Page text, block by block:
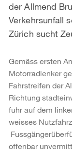
der Allmend
Verkehrsunfall
Zürich sucht
Gemäss ersten
Motorradlenker
Fahrstreifen der
Richtung
fuhr auf dem
weisses
offenbar